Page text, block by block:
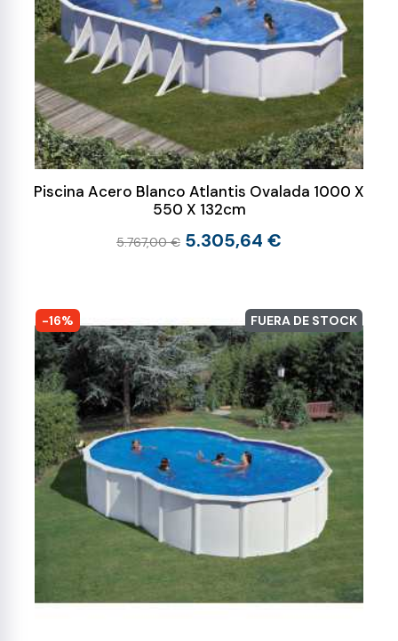
Piscina Acero Blanco Atlantis Ovalada 1000 X
550 X 132cm
5.767,00 € 5.305,64 €
-16% FUERA DE STOCK